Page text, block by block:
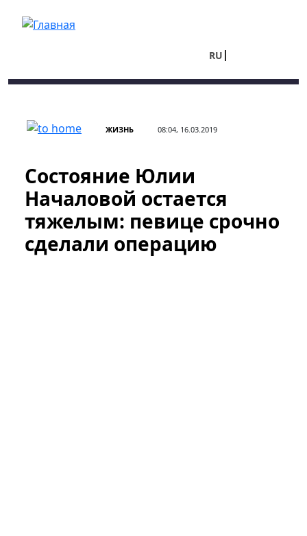
RU
ЖИЗНЬ 08:04, 16.03.2019
Состояние Юлии
Началовой остается
тяжелым: певице срочно
сделали операцию